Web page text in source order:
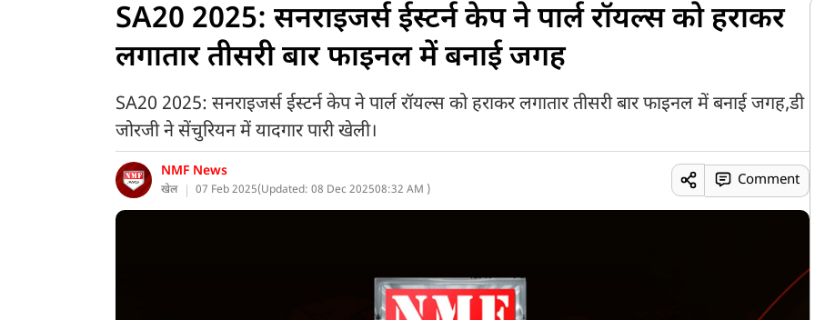
SA20 2025: सनराइजर्स ईस्टर्न केप ने पार्ल रॉयल्स को हराकर
लगातार तीसरी बार फाइनल में बनाई जगह
SA20 2025: सनराइजर्स ईस्टर्न केप ने पार्ल रॉयल्स को हराकर लगातार तीसरी बार फाइनल में बनाई जगह,डी
जोरजी ने सेंचुरियन में यादगार पारी खेली।
NMF News
खेल 07 Feb 2025(Updated: 08 Dec 202508:32 AM )
Comment